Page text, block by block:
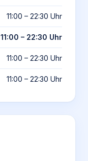
11:00 – 22:30 Uhr
11:00 – 22:30 Uhr
11:00 – 22:30 Uhr
11:00 – 22:30 Uhr